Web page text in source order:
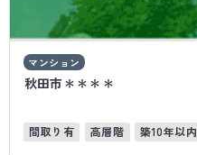
マンション
秋田市＊＊＊＊
間取り有
高層階
築10年以内